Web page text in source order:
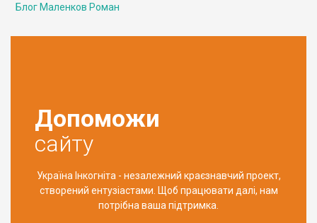
Блог Маленков Роман
Допоможи
сайту
Україна Інкогніта - незалежний краєзнавчий проект,
створений ентузіастами. Щоб працювати далі, нам
потрібна ваша підтримка.